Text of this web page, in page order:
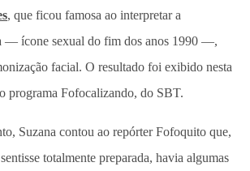
, que ficou famosa ao interpretar a
— ícone sexual do fim dos anos 1990 —,
facial. O resultado foi exibido nesta
programa Fofocalizando, do SBT.
Suzana contou ao repórter Fofoquito que,
totalmente preparada, havia algumas